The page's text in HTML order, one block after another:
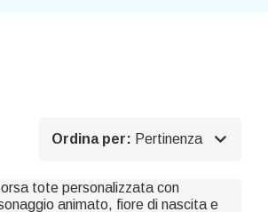
Ordina per: Pertinenza 